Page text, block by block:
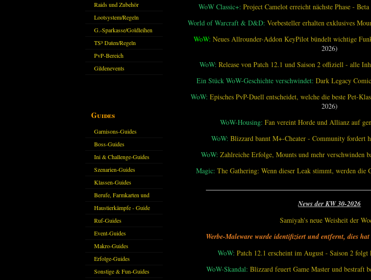
Raids und Zubehör
Lootsystem/Regeln
G.-Sparkasse/Goldleihen
TS³ Daten/Regeln
PvP-Bereich
Gildenevents
Guides
Garnisons-Guides
Boss-Guides
Ini & Challenge-Guides
Szenarien-Guides
Klassen-Guides
Berufe, Farmkarten und
Haustiere
Haustierkämpfe - Guide
Ruf-Guides
Event-Guides
Makro-Guides
Erfolge-Guides
Sonstige & Fun-Guides
WoW Classic+: Project Camelot erreicht nächste Phase -
World of Warcraft & D&D: Vorbesteller erhalten exklusives
WoW: Neues Allrounder-Addon KeyPilot bündelt wichtige
2026)
WoW: Release von Patch 12.1 und Saison 2 offiziell - alle
Ein Stück WoW-Geschichte verschwindet: Dark Legacy
WoW: Episches PvP-Duell entscheidet, welche die beste Pet-
2026)
WoW-Housing: Fan vereint Horde und Allianz auf
WoW: Blizzard bannt M+-Cheater - Community fordert
WoW: Zahlreiche Erfolge, Mounts und mehr verschwinden
Magic: The Gathering: Wenn dieser Leak stimmt, werden die
News der KW 30-2026
Samiyah's neue Weisheit der
Werbe-Maleware wurde identifiziert und entfernt, dies
WoW: Patch 12.1 erscheint im August - Saison 2 folgt
WoW-Skandal: Blizzard feuert Game Master und bestraft